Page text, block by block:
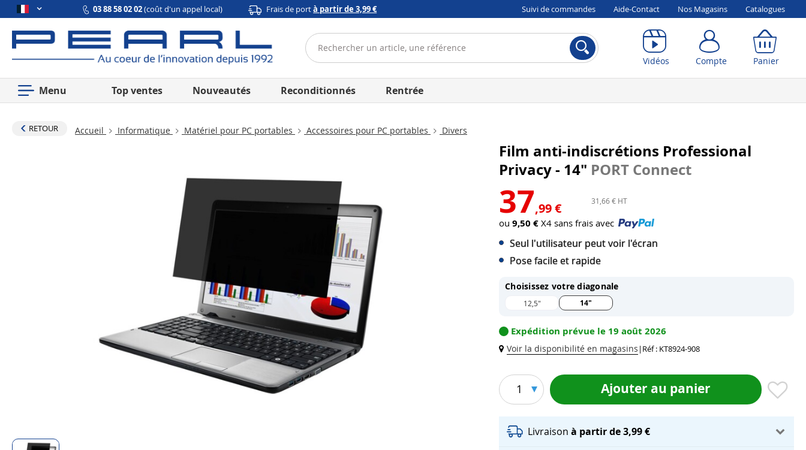
03 88 58 02 02(coût d'un appel local) Frais de portà partir de 3,99 € Suivi de commandes Aide-Contact Nos Magasins Catalogues
Vidéos Compte Panier
Menu Top ventes Nouveautés Reconditionnés Rentrée
RETOUR Accueil Informatique Matériel pour PC portables Accessoires pour PC portables Divers
Film anti-indiscrétions Professional
Privacy - 14" PORT Connect
37,99 € 31,66 € HT
ou 9,50 € X4 sans frais avec
Seul l'utilisateur peut voir l'écran
Pose facile et rapide
Choisissez votre diagonale
12,5" 14"
Expédition prévue le 19 août 2026
Voir la disponibilité en magasins | Réf : KT8924-908
1 Ajouter au panier
Livraisonà partir de 3,99 €
Compte Panier